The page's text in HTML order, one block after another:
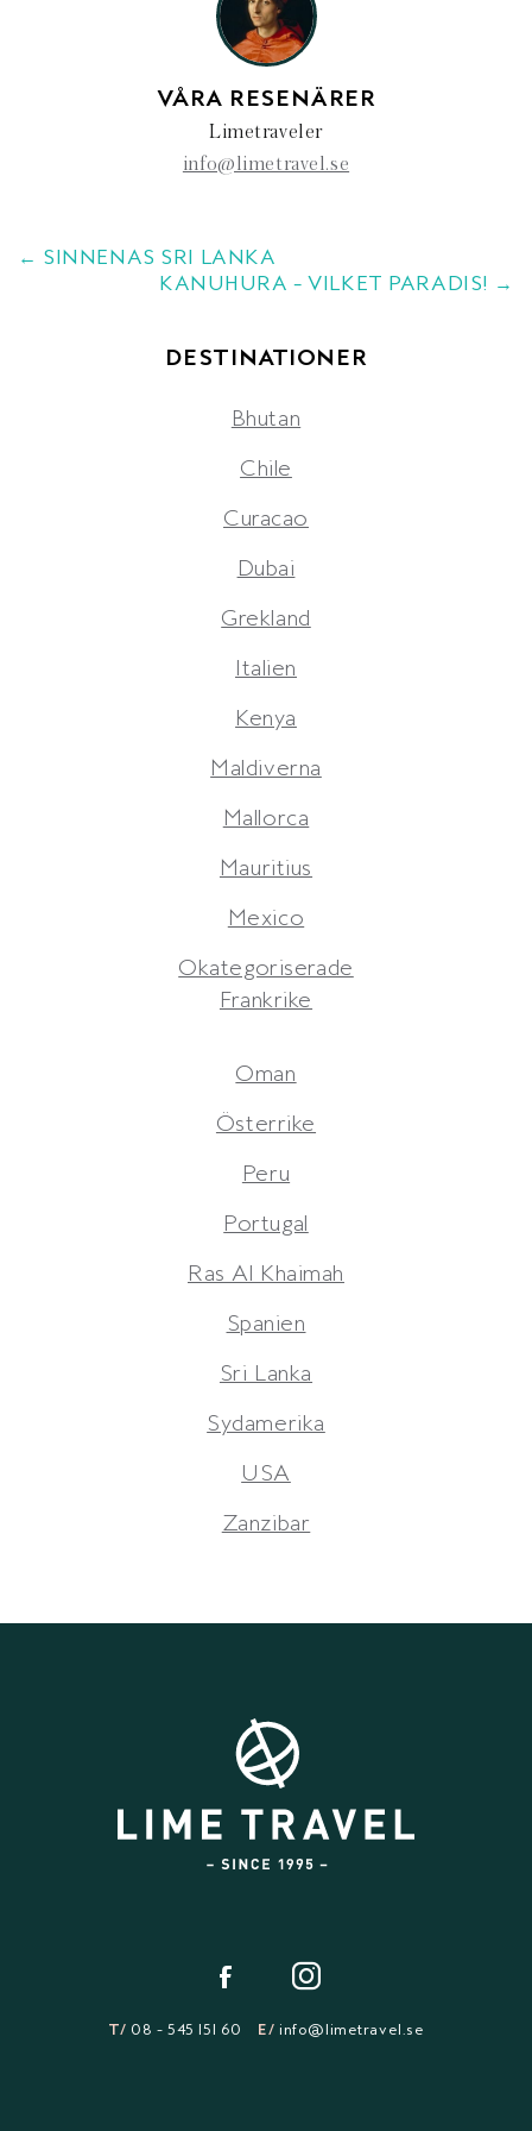
VÅRA RESENÄRER
Limetraveler
info@limetravel.se
← SINNENAS SRI LANKA
KANUHURA – VILKET PARADIS! →
DESTINATIONER
Bhutan
Chile
Curacao
Dubai
Grekland
Italien
Kenya
Maldiverna
Mallorca
Mauritius
Mexico
Okategoriserade
Frankrike
Oman
Österrike
Peru
Portugal
Ras Al Khaimah
Spanien
Sri Lanka
Sydamerika
USA
Zanzibar
T/ 08 - 545 151 60 E/ info@limetravel.se